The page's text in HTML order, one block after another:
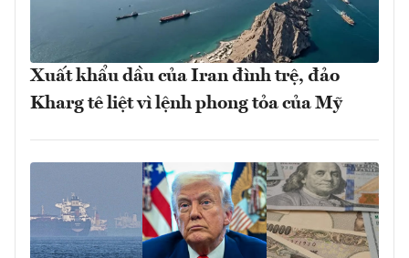
Xuất khẩu dầu của Iran đình trệ, đảo
Kharg tê liệt vì lệnh phong tỏa của Mỹ